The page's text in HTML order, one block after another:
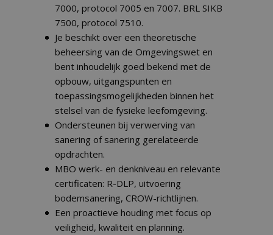
7000, protocol 7005 en 7007. BRL SIKB
7500, protocol 7510.
Je beschikt over een theoretische
beheersing van de Omgevingswet en
bent inhoudelijk goed bekend met de
opbouw, uitgangspunten en
toepassingsmogelijkheden binnen het
stelsel van de fysieke leefomgeving.
Ondersteunen bij verwerving van
sanering of sanering gerelateerde
opdrachten.
MBO werk- en denkniveau en relevante
certificaten: R-DLP, uitvoering
bodemsanering, CROW-richtlijnen.
Een proactieve houding met focus op
veiligheid, kwaliteit en planning.